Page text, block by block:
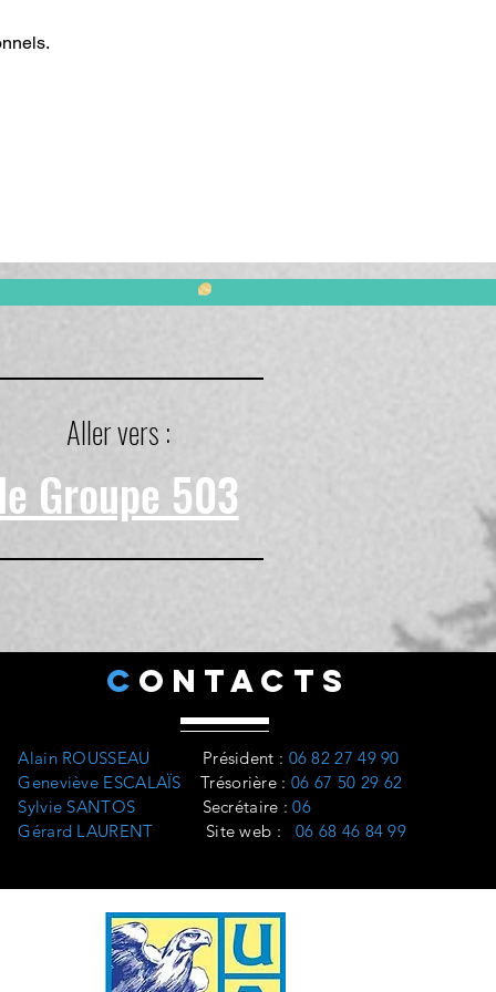
Aller vers :
Groupe 503
C ONTACTS
Alain ROUSSEAU Président : 06 82 27 49 90
Geneviève ESCALAÏS
Trésorière : 06 67 50 29 62
Sylvie SANTOS
Secrétaire :06
Gérard LAURENT
Site web : 06 68 46 84 99